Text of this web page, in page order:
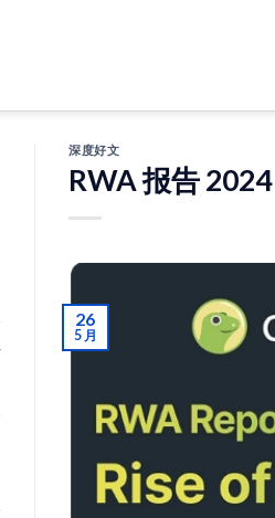
深度好文
RWA 报告
26
5 月